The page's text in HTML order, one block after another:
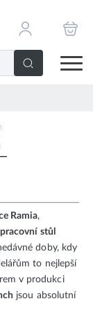
Ramia,
pracovní stůl
doby, kdy
to nejlepší
v produkci
jsou absolutní